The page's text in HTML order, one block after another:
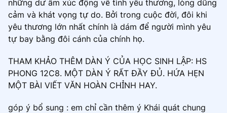
những dư âm xúc động về tình yêu thương, lòng dũng
cảm và khát vọng tự do. Bởi trong cuộc đời, đôi khi
yêu thương lớn nhất chính là dám để người mình yêu
tự bay bằng đôi cánh của chính họ.
THAM KHẢO THÊM DÀN Ý CỦA HỌC SINH LẬP: HS
PHONG 12C8. MỘT DÀN Ý RẤT ĐẦY ĐỦ. HỨA HẸN
MỘT BÀI VIẾT VĂN HOÀN CHỈNH HAY.
góp ý bổ sung : em chỉ cần thêm ý Khái quát chung